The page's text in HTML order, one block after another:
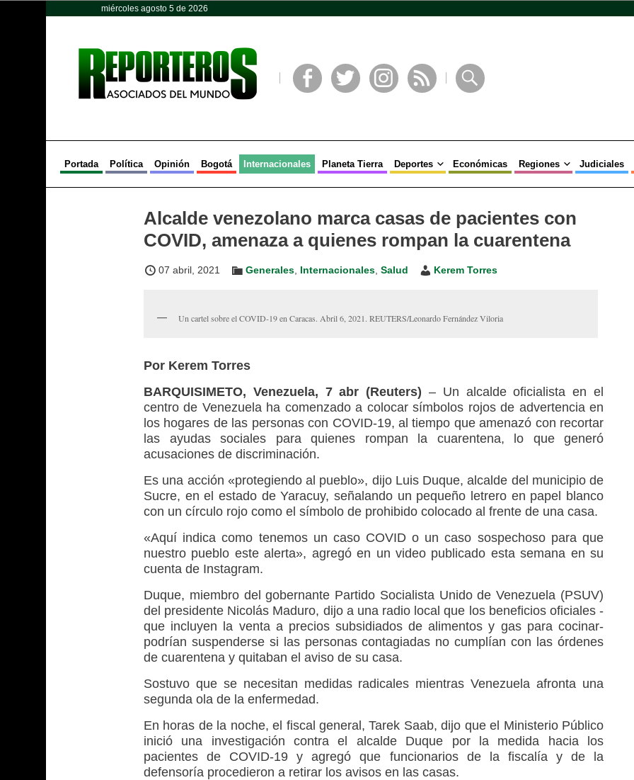
miércoles agosto 5 de 2026
Portada Política Opinión Bogotá Internacionales Planeta Tierra Deportes Económicas Regiones Judiciales
Alcalde venezolano marca casas de pacientes con
COVID, amenaza a quienes rompan la cuarentena
07 abril, 2021 Generales Internacionales Salud Kerem Torres
Un cartel sobre el COVID-19 en Caracas. Abril 6, 2021. REUTERS/Leonardo Fernández Viloria
Por Kerem Torres
BARQUISIMETO, Venezuela, 7 abr (Reuters) – Un alcalde oficialista en el
centro de Venezuela ha comenzado a colocar símbolos rojos de advertencia en
los hogares de las personas con COVID-19, al tiempo que amenazó con recortar
las ayudas sociales para quienes rompan la cuarentena, lo que generó
acusaciones de discriminación.
Es una acción «protegiendo al pueblo», dijo Luis Duque, alcalde del municipio de
Sucre, en el estado de Yaracuy, señalando un pequeño letrero en papel blanco
con un círculo rojo como el símbolo de prohibido colocado al frente de una casa.
«Aquí indica como tenemos un caso COVID o un caso sospechoso para que
nuestro pueblo este alerta», agregó en un video publicado esta semana en su
cuenta de Instagram.
Duque, miembro del gobernante Partido Socialista Unido de Venezuela (PSUV)
del presidente Nicolás Maduro, dijo a una radio local que los beneficios oficiales -
que incluyen la venta a precios subsidiados de alimentos y gas para cocinar-
podrían suspenderse si las personas contagiadas no cumplían con las órdenes
de cuarentena y quitaban el aviso de su casa.
Sostuvo que se necesitan medidas radicales mientras Venezuela afronta una
segunda ola de la enfermedad.
En horas de la noche, el fiscal general, Tarek Saab, dijo que el Ministerio Público
inició una investigación contra el alcalde Duque por la medida hacia los
pacientes de COVID-19 y agregó que funcionarios de la fiscalía y de la
defensoría procedieron a retirar los avisos en las casas.
Opinión Política